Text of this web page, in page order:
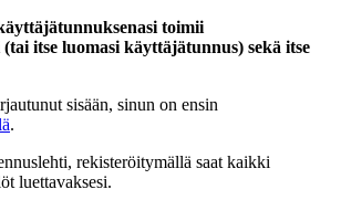
toimii
(tai itse luomasi käyttäjätunnus) sekä itse
sisään, sinun on ensin
.
rekisteröitymällä saat kaikki
luettavaksesi.